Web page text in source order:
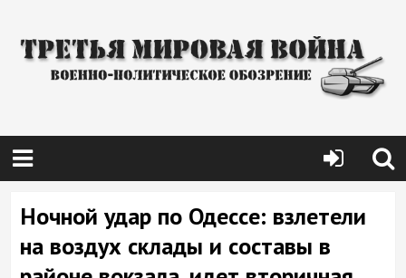
Ночной удар по Одессе: взлетели
на воздух склады и составы в